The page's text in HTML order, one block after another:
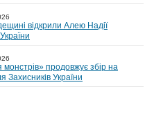
відкрили Алею Надії
монстрів» продовжує збір на
Захисників України